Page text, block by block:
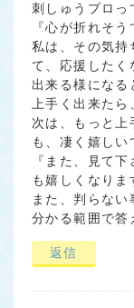
刺しゅうプロっ
『心が折れそ
私は、その気持
て、応援したく
出来る様になる
上手く出来たら
次は、もっと
も、凄く嬉しい
『また、見て
も嬉しくなり
また、判らな
分かる範囲で答
返信